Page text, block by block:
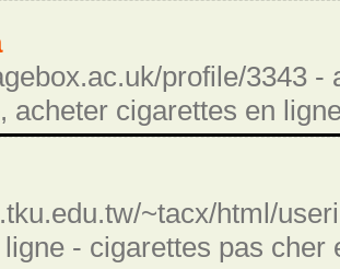
profile/3343
acheter cigarettes en
~tacx/html/
- cigarettes pas